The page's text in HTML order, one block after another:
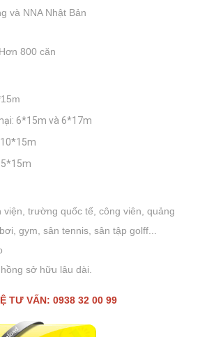
và NNA Nhật Bản
800 căn
6*15m và 6*17m
viện, trường quốc tế, công viên, quảng
gym, sân tennis, sân tập golff...
sở hữu lâu dài.
TƯ VẤN: 0938 32 00 99